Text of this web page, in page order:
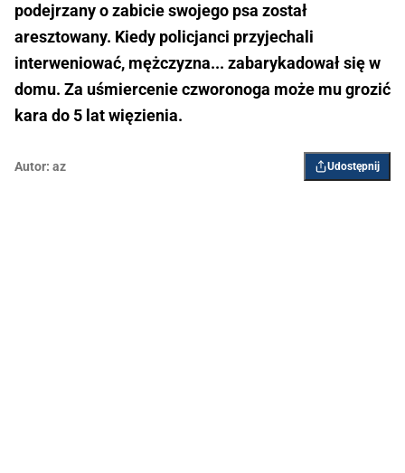
podejrzany o zabicie swojego psa został
aresztowany. Kiedy policjanci przyjechali
interweniować, mężczyzna... zabarykadował się w
domu. Za uśmiercenie czworonoga może mu grozić
kara do 5 lat więzienia.
Autor: az Udostępnij